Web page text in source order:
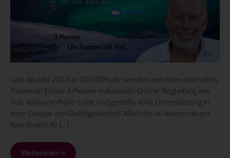
Lass das Jahr 2023 zu DEINEM Jahr werden und nutze dein volles
Potenzial! Erlebe 3 Monate individuelle Online-Begleitung von
Yod, Asha und Marie-Luise und genieße volle Unterstützung in
einer Gruppe von Gleichgesinnten! Alle Infos zu diesem neuen
Kurs findest du […]
Weiterlesen »